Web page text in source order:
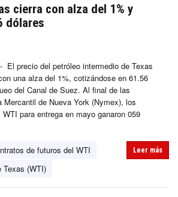
cierra con alza del 1% y
dólares
El precio del petróleo intermedio de Texas
una alza del 1%, cotizándose en 61.56
del Canal de Suez. Al final de las
Mercantil de Nueva York (Nymex), los
para entrega en mayo ganaron 059
de futuros del WTI
Texas (WTI)
Leer más